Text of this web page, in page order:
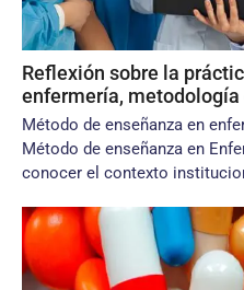
Reflexión sobre la
enfermería,
Método de enseñanza en
Método de enseñanza en
conocer el contexto